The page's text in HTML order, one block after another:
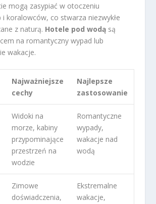
mogą zasypiać w otoczeniu
koralowców, co stwarza niezwykłe
z naturą. Hotele pod wodą są
na romantyczny wypad lub
wakacje.
Najważniejsze
cechy
Najlepsze
zastosowanie
Widoki na
morze, kabiny
przypominające
przestrzeń na
wodzie
Romantyczne
wypady,
wakacje nad
wodą
Zimowe
doświadczenia,
Ekstremalne
wakacje,